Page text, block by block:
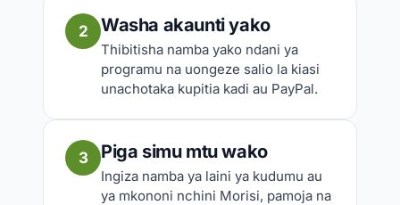
2 Washa akaunti yako
Thibitisha namba yako ndani ya
programu na uongeze salio la kiasi
unachotaka kupitia kadi au PayPal.
3 Piga simu mtu wako
Ingiza namba ya laini ya kudumu au
ya mkononi nchini Morisi, pamoja na